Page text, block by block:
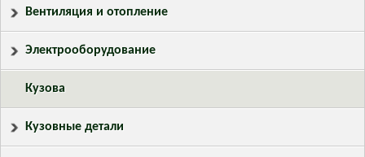
Вентиляция и отопление
Электрооборудование
Кузова
Кузовные детали